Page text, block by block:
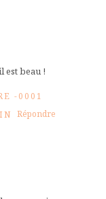
est beau !
-0001
Répondre